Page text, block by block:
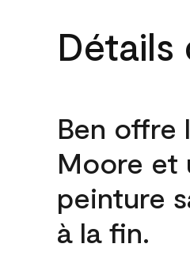
Ben offre
Moore et
peinture
à la fin.